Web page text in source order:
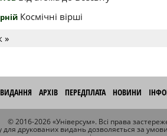
Космічні вірші
»
ВИДАННЯ АРХІВ ПЕРЕДПЛАТА НОВИНИ
© 2016-2026 «Універсум». Всі права
для друкованих видань дозволяється за